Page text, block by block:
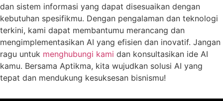
dan sistem informasi yang dapat disesuaikan dengan
kebutuhan spesifikmu. Dengan pengalaman dan teknologi
terkini, kami dapat membantumu merancang dan
mengimplementasikan AI yang efisien dan inovatif. Jangan
ragu untuk menghubungi kami dan konsultasikan ide AI
kamu. Bersama Aptikma, kita wujudkan solusi AI yang
tepat dan mendukung kesuksesan bisnismu!